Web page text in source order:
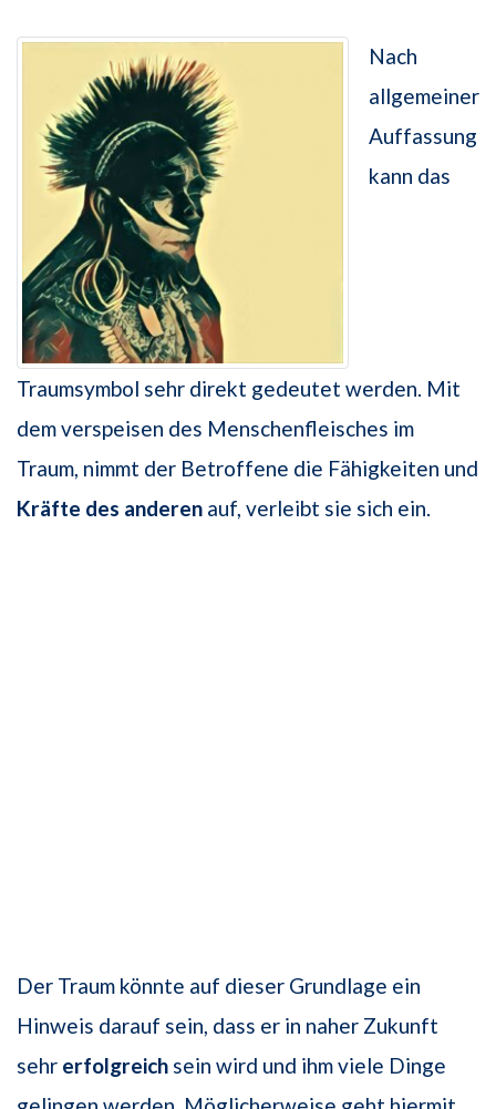
Nach
allgemeiner
Auffassung
kann das
Traumsymbol sehr direkt gedeutet werden. Mit
dem verspeisen des Menschenfleisches im
Traum, nimmt der Betroffene die Fähigkeiten und
Kräfte des anderen auf, verleibt sie sich ein.
Der Traum könnte auf dieser Grundlage ein
Hinweis darauf sein, dass er in naher Zukunft
sehr erfolgreich sein wird und ihm viele Dinge